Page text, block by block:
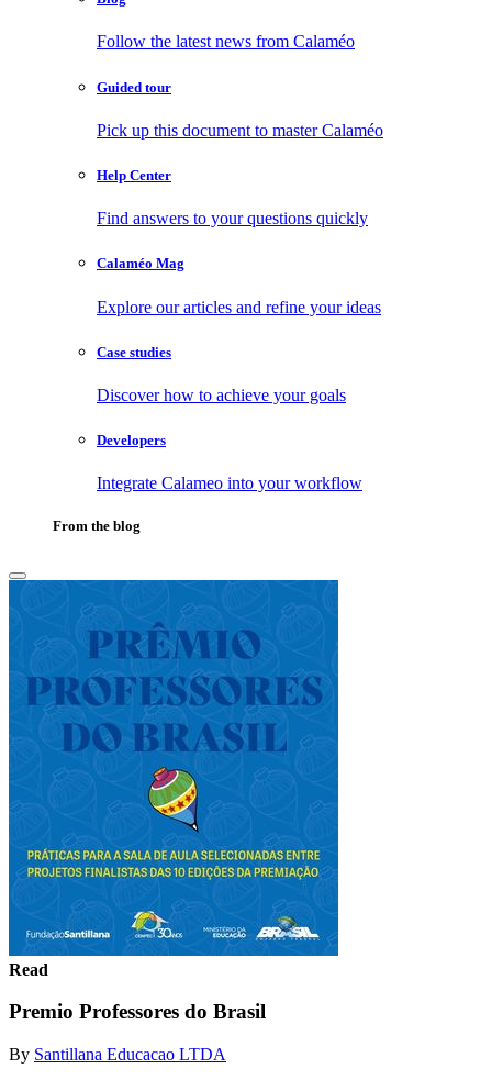
Follow the latest news from Calaméo
Guided tour
Pick up this document to master Calaméo
Help Center
Find answers to your questions quickly
Calaméo Mag
Explore our articles and refine your ideas
Case studies
Discover how to achieve your goals
Developers
Integrate Calameo into your workflow
From the blog
Read
Premio Professores do Brasil
By Santillana Educacao LTDA